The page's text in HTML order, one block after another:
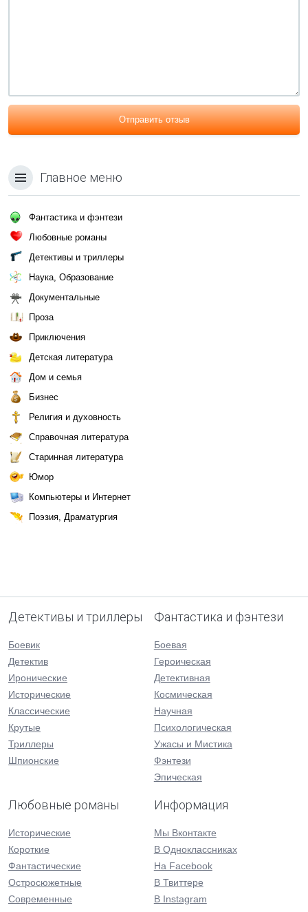
Отправить отзыв
Главное меню
Фантастика и фэнтези
Любовные романы
Детективы и триллеры
Наука, Образование
Документальные
Проза
Приключения
Детская литература
Дом и семья
Бизнес
Религия и духовность
Справочная литература
Старинная литература
Юмор
Компьютеры и Интернет
Поэзия, Драматургия
Детективы и триллеры
Боевик
Детектив
Иронические
Исторические
Классические
Крутые
Триллеры
Шпионские
Фантастика и фэнтези
Боевая
Героическая
Детективная
Космическая
Научная
Психологическая
Ужасы и Мистика
Фэнтези
Эпическая
Любовные романы
Исторические
Короткие
Фантастические
Остросюжетные
Современные
Информация
Мы Вконтакте
В Одноклассниках
На Facebook
В Твиттере
В Instagram